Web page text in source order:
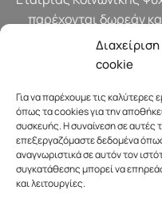
cookie
Για να παρέχουμε τις καλύτερες
όπως τα cookies για την
συσκευής. Η συναίνεση σε αυτές
επεξεργαζόμαστε δεδομένα
αναγνωριστικά σε αυτόν τον
συγκατάθεσης μπορεί να
και λειτουργίες.
παρέχονται δωρεάν
προϋπολογισμό